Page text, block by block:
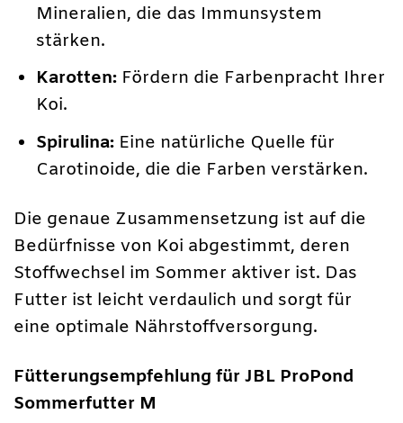
Mineralien, die das Immunsystem
stärken.
Karotten: Fördern die Farbenpracht Ihrer
Koi.
Spirulina: Eine natürliche Quelle für
Carotinoide, die die Farben verstärken.
Die genaue Zusammensetzung ist auf die
Bedürfnisse von Koi abgestimmt, deren
Stoffwechsel im Sommer aktiver ist. Das
Futter ist leicht verdaulich und sorgt für
eine optimale Nährstoffversorgung.
Fütterungsempfehlung für JBL ProPond
Sommerfutter M